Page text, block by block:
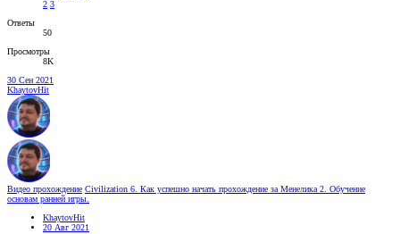
2 3
Ответы
50
Просмотры
8K
30 Сен 2021
KhaytovHit
Видео прохождение Civilization 6. Как успешно начать прохождение за Менелика 2. Обучение
основам ранней игры.
KhaytovHit
20 Авг 2021